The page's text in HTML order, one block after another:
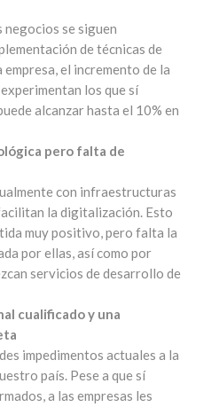
negocios se siguen
de técnicas de
el incremento de la
los que sí
alcanzar hasta el 10% en
pero falta de
con infraestructuras
la digitalización. Esto
muy positivo, pero falta la
por ellas, así como por
servicios de desarrollo de
cualificado y una
impedimentos actuales a la
país. Pese a que sí
a las empresas les